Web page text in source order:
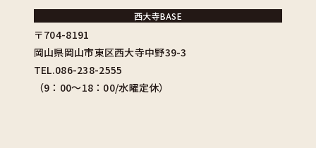
西大寺BASE
〒704-8191
岡山県岡山市東区西大寺中野39-3
TEL.086-238-2555
（9：00〜18：00/水曜定休）